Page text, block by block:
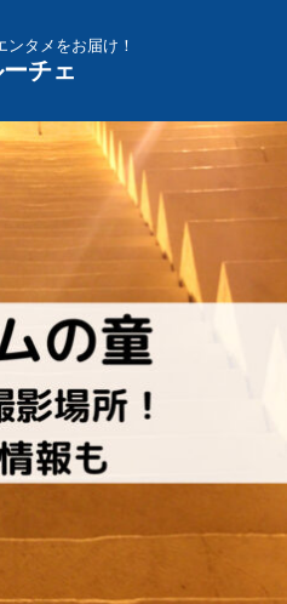
ンタメをお届け！
チェ